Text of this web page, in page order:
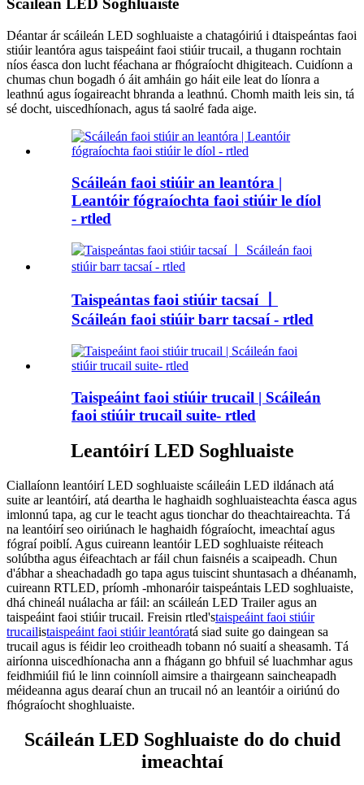
Scáileán LED Soghluaiste
Déantar ár scáileán LED soghluaiste a chatagóiriú i dtaispeántas faoi
stiúir leantóra agus taispeáint faoi stiúir trucail, a thugann rochtain
níos éasca don lucht féachana ar fhógraíocht dhigiteach. Cuidíonn a
chumas chun bogadh ó áit amháin go háit eile leat do líonra a
leathnú agus íogaireacht bhranda a leathnú. Chomh maith leis sin, tá
sé docht, uiscedhíonach, agus tá saolré fada aige.
Scáileán faoi stiúir an leantóra |
Leantóir fógraíochta faoi stiúir le díol
- rtled
Taispeántas faoi stiúir tacsaí 丨
Scáileán faoi stiúir barr tacsaí - rtled
Taispeáint faoi stiúir trucail | Scáileán
faoi stiúir trucail suite- rtled
Leantóirí LED Soghluaiste
Ciallaíonn leantóirí LED soghluaiste scáileáin LED ildánach atá
suite ar leantóirí, atá deartha le haghaidh soghluaisteachta éasca agus
imlonnú tapa, ag cur le teacht agus tionchar do theachtaireachta. Tá
na leantóirí seo oiriúnach le haghaidh fógraíocht, imeachtaí agus
fógraí poiblí. Agus cuireann leantóir LED soghluaiste réiteach
solúbtha agus éifeachtach ar fáil chun faisnéis a scaipeadh. Chun
d'ábhar a sheachadadh go tapa agus tuiscint shuntasach a dhéanamh,
cuireann RTLED, príomh -mhonaróir taispeántais LED soghluaiste,
dhá chineál nuálacha ar fáil: an scáileán LED Trailer agus an
taispeáint faoi stiúir trucail. Freisin rtled'staispeáint faoi stiúir
trucailistaispeáint faoi stiúir leantóratá siad suite go daingean sa
trucail agus is féidir leo croitheadh ​​tobann nó suaití a sheasamh. Tá
airíonna uiscedhíonacha ann a fhágann go bhfuil sé luachmhar agus
feidhmiúil fiú le linn coinníoll aimsire a thairgeann saincheapadh
méideanna agus dearaí chun an trucail nó an leantóir a oiriúnú do
fhógraíocht shoghluaiste.
Scáileán LED Soghluaiste do do chuid
imeachtaí